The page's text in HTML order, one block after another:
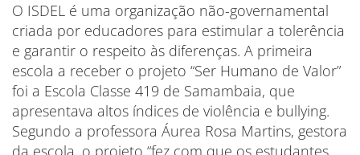
O ISDEL é uma organização não-governamental
criada por educadores para estimular a tolerência
e garantir o respeito às diferenças. A primeira
escola a receber o projeto “Ser Humano de Valor”
foi a Escola Classe 419 de Samambaia, que
apresentava altos índices de violência e bullying.
Segundo a professora Áurea Rosa Martins, gestora
da escola, o projeto “fez com que os estudantes